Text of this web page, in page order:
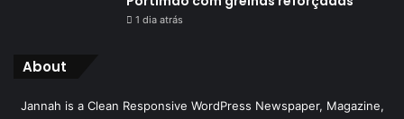
1 dia atrás
About
Jannah is a Clean Responsive WordPress Newspaper, Magazine,